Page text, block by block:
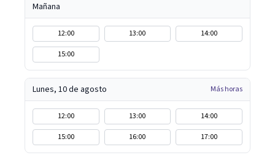
Mañana
12:00 13:00
14:00
15:00
Lunes, 10 de agosto Más horas
12:00 13:00
14:00
15:00
16:00 17:00